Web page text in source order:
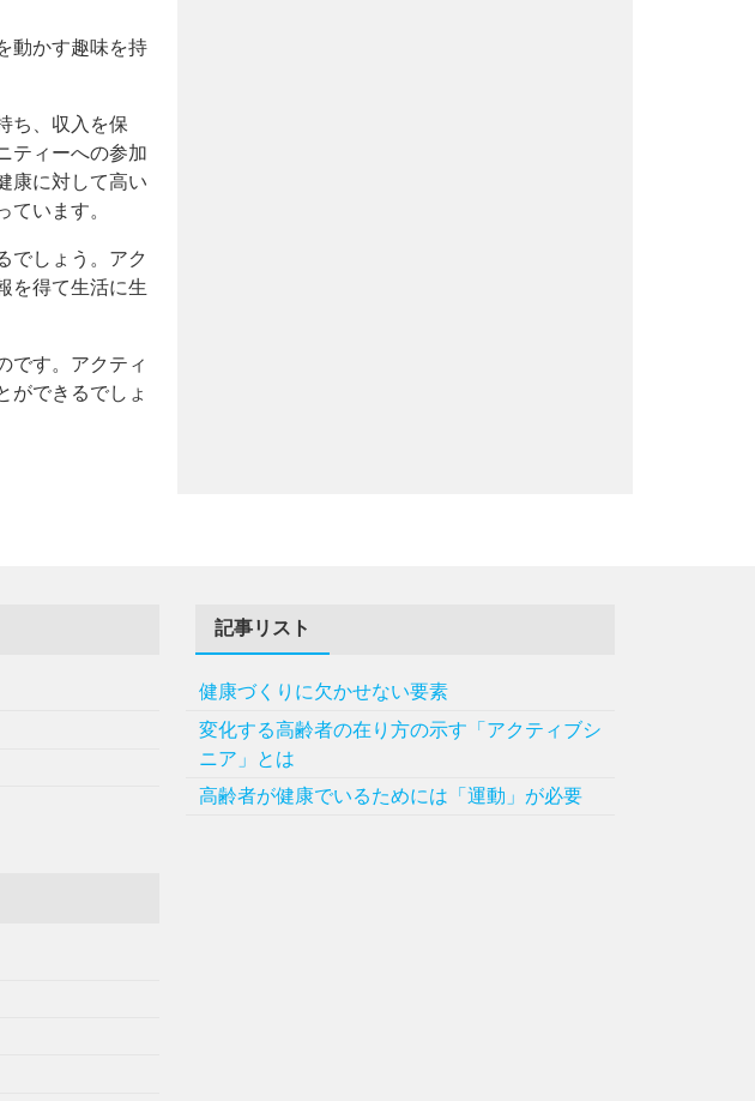
動かす趣味を持
ち、収入を保
ティーへの参加
康に対して高い
います。
でしょう。アク
を得て生活に生
です。アクティ
ができるでしょ
記事リスト
健康づくりに欠かせない要素
変化する高齢者の在り方の示す「アクティブシ
ニア」とは
高齢者が健康でいるためには「運動」が必要